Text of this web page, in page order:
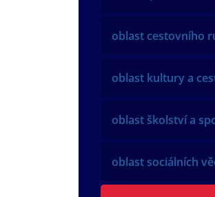
oblast cestovního
oblast kultury a
oblast školství a
oblast sociálních